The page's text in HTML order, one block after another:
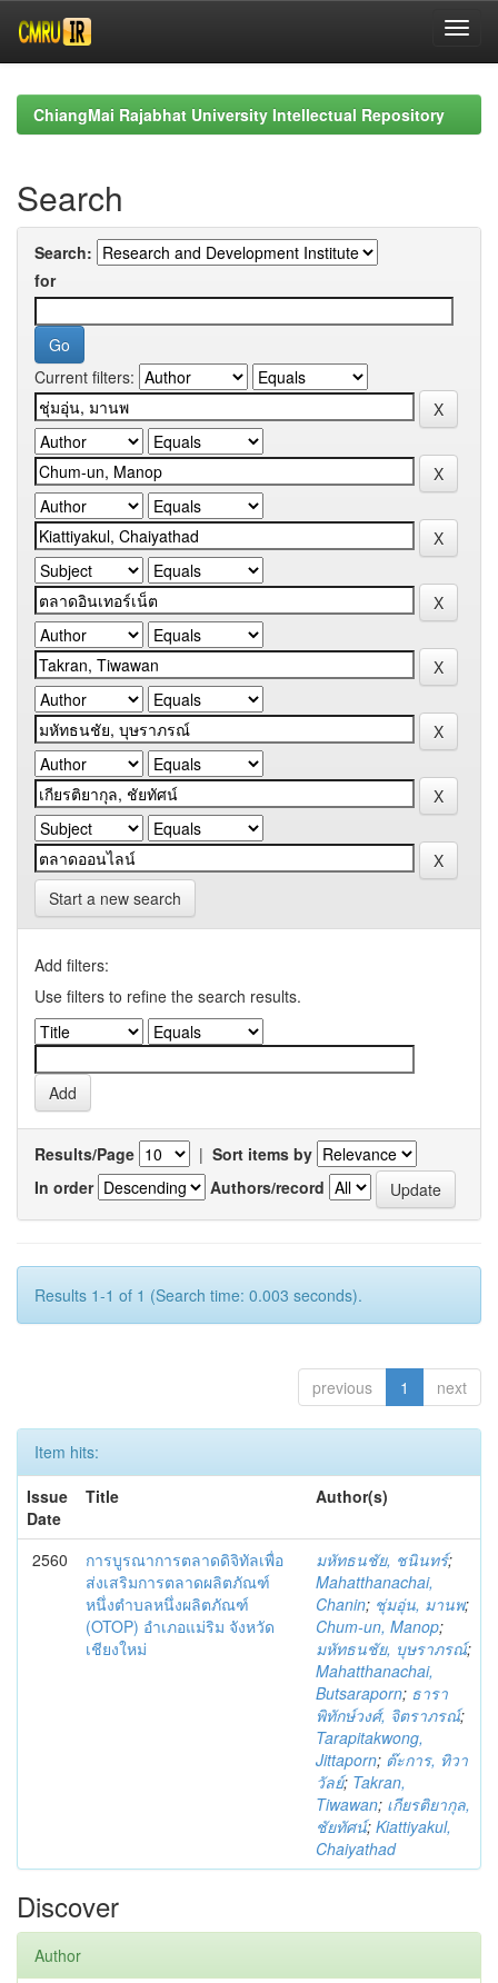
navigationChiangMai Rajabhat University Intellectual Repository
Search
Search:
for
Current filters:
Start a new search
Add filters:
Use filters to refine the search results.
Results/Page | Sort items by
In order
Authors/record
Results 1-1 of 1 (Search time: 0.003 seconds).
previous 1 next
Item hits:
Issue
Date
Title Author(s)
2560
การบูรณาการตลาดดิจิทัลเพื่อ
ส่งเสริมการตลาดผลิตภัณฑ์
หนึ่งตำบลหนึ่งผลิตภัณฑ์
(OTOP) อำเภอแม่ริม จังหวัด
เชียงใหม่
มหัทธนชัย, ชนินทร์;
Mahatthanachai,
Chanin; ชุ่มอุ่น, มานพ;
Chum-un, Manop;
มหัทธนชัย, บุษราภรณ์;
Mahatthanachai,
Butsaraporn; ธารา
พิทักษ์วงศ์, จิตราภรณ์;
Tarapitakwong,
Jittaporn; ต๊ะการ, ทิวา
วัลย์; Takran,
Tiwawan; เกียรติยากุล,
ชัยทัศน์; Kiattiyakul,
Chaiyathad
Discover
Author